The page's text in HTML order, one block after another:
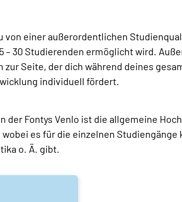
von einer außerordentlichen
– 30 Studierenden ermöglicht wird.
zur Seite, der dich während deines
individuell fördert.
der Fontys Venlo ist die allgemeine
es für die einzelnen
o. Ä. gibt.